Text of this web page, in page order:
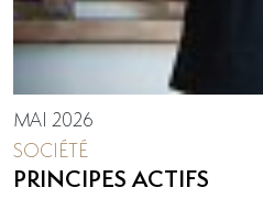
MAI 2026
SOCIÉTÉ
PRINCIPES ACTIFS